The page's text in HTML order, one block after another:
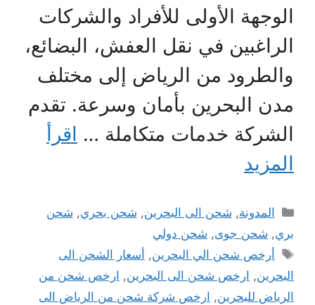
الوجهة الأولى للأفراد والشركات
الراغبين في نقل العفش، البضائع،
والطرود من الرياض إلى مختلف
مدن البحرين بأمان وسرعة. تقدم
الشركة خدمات متكاملة … اقرأ
المزيد
التصنيفات
المدونة, شحن الى البحرين, شحن بحري, شحن
بري, شحن جوى, شحن دولي
الوسوم
أرخص شحن الي البحرين, أسعار الشحن الى
البحرين, ارخص شحن الى البحرين, ارخص شحن من
الرياض للبحرين, ارخص شركة شحن من الرياض الى